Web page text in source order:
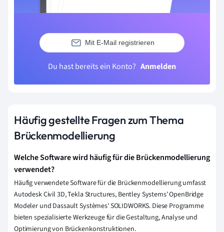
Mit E-Mail registrieren
Du hast bereits ein Konto? Anmelden
Häufig gestellte Fragen zum Thema
Brückenmodellierung
Welche Software wird häufig für die Brückenmodellierung
verwendet?
Häufig verwendete Software für die Brückenmodellierung umfasst
Autodesk Civil 3D, Tekla Structures, Bentley Systems' OpenBridge
Modeler und Dassault Systèmes' SOLIDWORKS. Diese Programme
bieten spezialisierte Werkzeuge für die Gestaltung, Analyse und
Optimierung von Brückenkonstruktionen.